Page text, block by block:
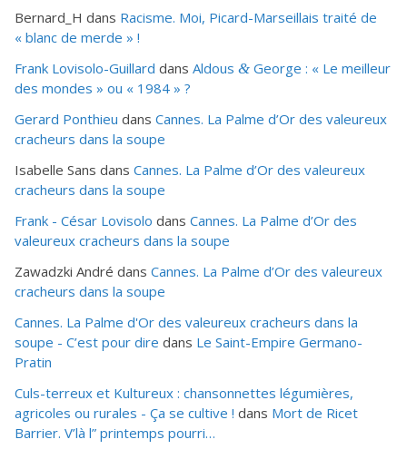
Bernard_H dans Racisme. Moi, Picard-Marseillais traité de
« blanc de merde » !
Frank Lovisolo-Guillard dans Aldous & George : « Le meilleur
des mondes » ou « 1984 » ?
Gerard Ponthieu dans Cannes. La Palme d’Or des valeureux
cracheurs dans la soupe
Isabelle Sans dans Cannes. La Palme d’Or des valeureux
cracheurs dans la soupe
Frank - César Lovisolo dans Cannes. La Palme d’Or des
valeureux cracheurs dans la soupe
Zawadzki André dans Cannes. La Palme d’Or des valeureux
cracheurs dans la soupe
Cannes. La Palme d'Or des valeureux cracheurs dans la
soupe - C’est pour dire dans Le Saint-Empire Germano-
Pratin
Culs-terreux et Kultureux : chansonnettes légumières,
agricoles ou rurales - Ça se cultive ! dans Mort de Ricet
Barrier. V’là l” printemps pourri…